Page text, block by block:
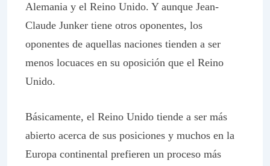
Alemania y el Reino Unido. Y aunque Jean-
Claude Junker tiene otros oponentes, los
oponentes de aquellas naciones tienden a ser
menos locuaces en su oposición que el Reino
Unido.
Básicamente, el Reino Unido tiende a ser más
abierto acerca de sus posiciones y muchos en la
Europa continental prefieren un proceso más